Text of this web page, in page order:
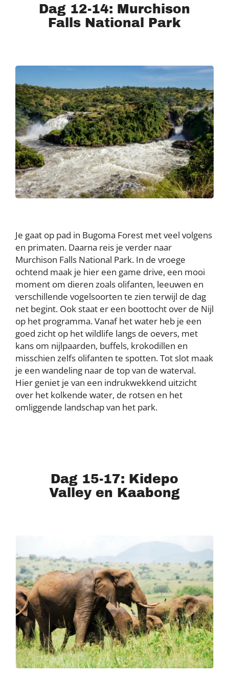
Dag 12-14: Murchison
Falls National Park
Je gaat op pad in Bugoma Forest met veel volgens
en primaten. Daarna reis je verder naar
Murchison Falls National Park. In de vroege
ochtend maak je hier een game drive, een mooi
moment om dieren zoals olifanten, leeuwen en
verschillende vogelsoorten te zien terwijl de dag
net begint. Ook staat er een boottocht over de Nijl
op het programma. Vanaf het water heb je een
goed zicht op het wildlife langs de oevers, met
kans om nijlpaarden, buffels, krokodillen en
misschien zelfs olifanten te spotten. Tot slot maak
je een wandeling naar de top van de waterval.
Hier geniet je van een indrukwekkend uitzicht
over het kolkende water, de rotsen en het
omliggende landschap van het park.
Dag 15-17: Kidepo
Valley en Kaabong